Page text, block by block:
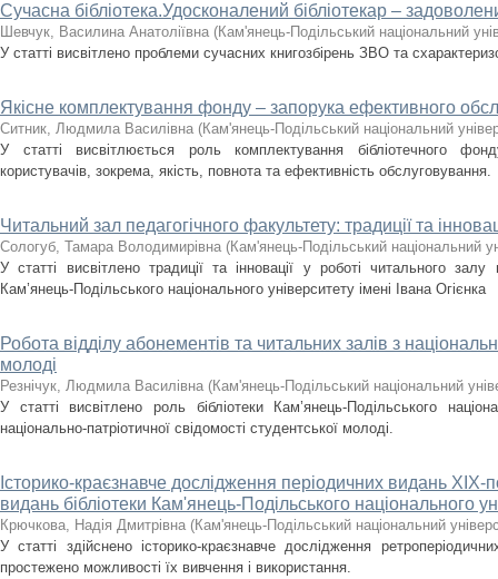
Сучасна бібліотека.Удосконалений бібліотекар –
Шевчук, Василина Анатоліївна (Кам'янець-Подільський національний
У статті висвітлено проблеми сучасних книгозбірень ЗВО та
Якісне комплектування фонду – запорука ефективного
Ситник, Людмила Василівна (Кам'янець-Подільський національний
У статті висвітлюється роль комплектування бібліотечного
користувачів, зокрема, якість, повнота та ефективність обслуговування.
Читальний зал педагогічного факультету: традиції та
Сологуб, Тамара Володимирівна (Кам'янець-Подільський національний
У статті висвітлено традиції та інновації у роботі читального залу
Кам’янець-Подільського національного університету імені Івана Огієнка
Робота відділу абонементів та читальних залів з
молоді
Резнічук, Людмила Василівна (Кам'янець-Подільський національний
У статті висвітлено роль бібліотеки Кам’янець-Подільського
національно-патріотичної свідомості студентської молоді.
Історико-краєзнавче дослідження періодичних видань ХІХ-
видань бібліотеки Кам'янець-Подільського національного
Крючкова, Надія Дмитрівна (Кам'янець-Подільський національний
У статті здійснено історико-краєзнавче дослідження
простежено можливості їх вивчення і використання.